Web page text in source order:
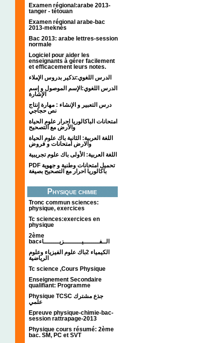
Examen régional:arabe 2013-
tanger - tétouan
Examen régional arabe-bac
2013-meknès
Bac 2013: arabe lettres-session
normale
Logiciel pour aider les
enseignants à gérer facilement
et efficacement leurs notes.
الدرس اللغوي:تذكير بدروس الإملاء
الدرس اللغوي:الإسم الموصول و إسم
الإشارة
درس التعبير و الإنشاء : مهارة إنتاج
نص حجاجي
امتحانات الباكالوريا احرار علوم الحياة
والأرض مع التصحيح
اللغة العربية: الثانية باك علوم الحياة
والارض امتحانات و فروض
اللغة العربية: الأولى باك علوم تجريبية
PDF تحميل امتحانات وطنية و جهوية
باكالوريا احرار مع التصحيح بصيغة
Physique chimie
Tronc commun sciences:
physique, exercices
Tc sciences:exercices en
physique
2ème
bacالــفــــــــيـــــــــزيــــــــاء
الكيمياء 2باك علوم الفيزياء وعلوم
الرياضية
Tc science ,Cours Physique
Enseignement Secondaire
qualifiant: Programme
Physique TCSC جذع مشترك
علمي
Epreuve physique-chimie-bac-
session rattrapage-2013
Physique cours résumé: 2ème
bac. SM, PC et SVT